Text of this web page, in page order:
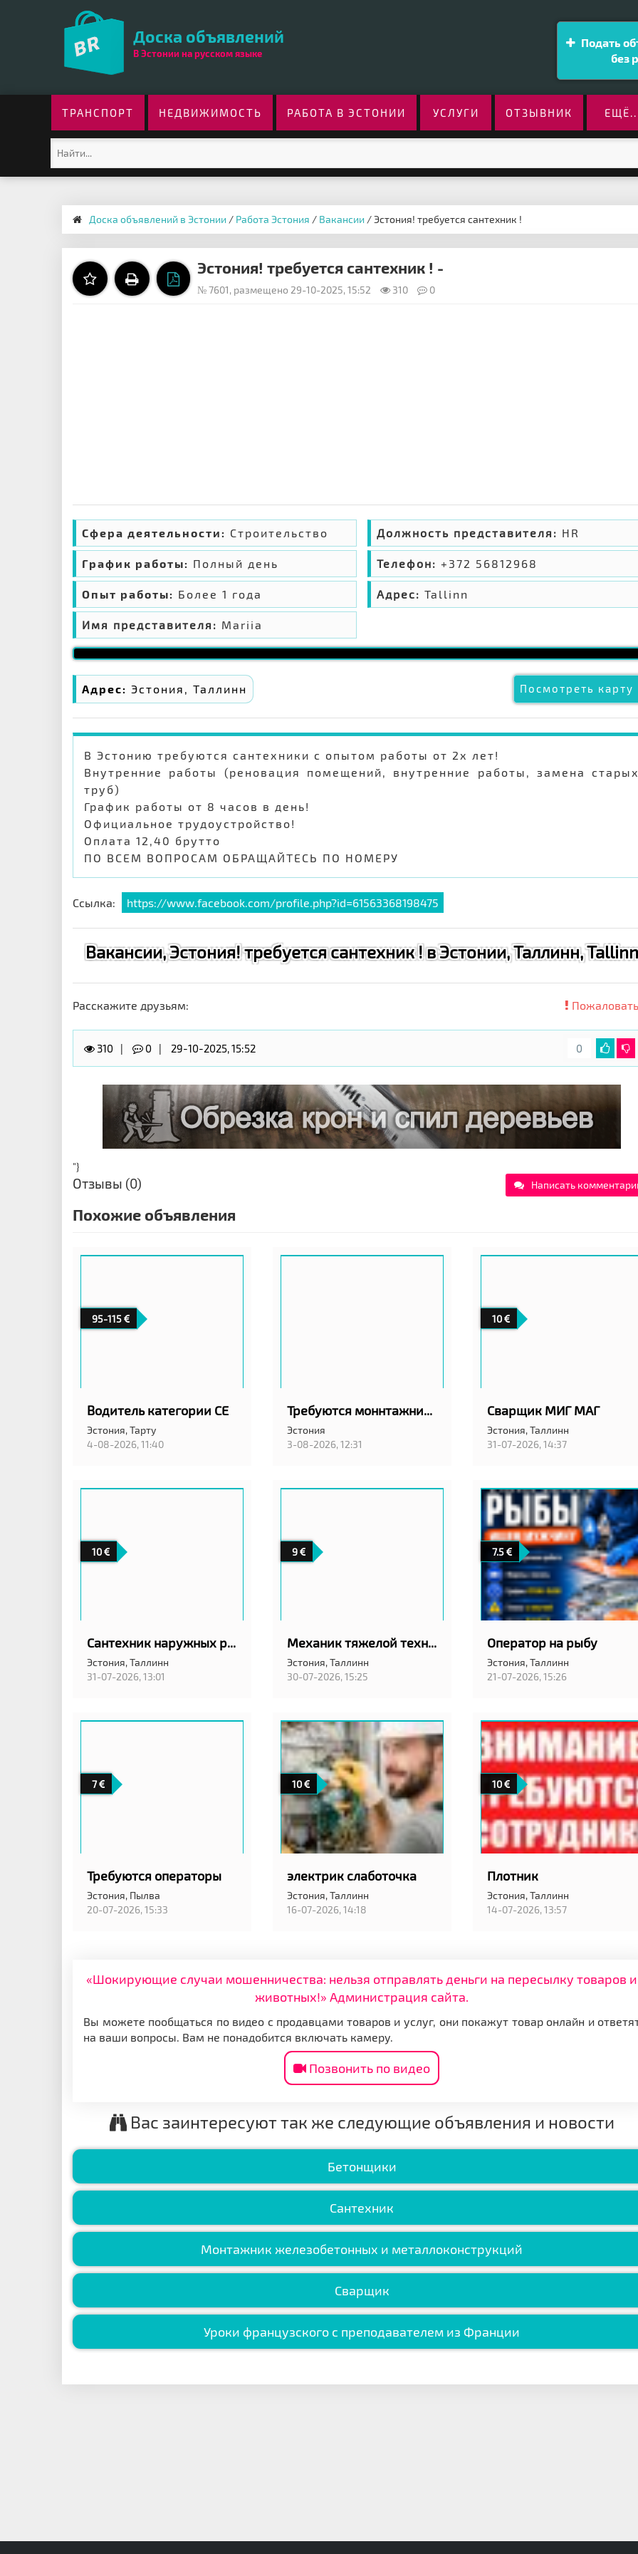
Доска объявлений
В Эстонии на русском языке
Подать
без
ТРАНСПОРТ НЕДВИЖИМОСТЬ РАБОТА В ЭСТОНИИ УСЛУГИ ОТЗЫВНИК
Доска объявлений в Эстонии / Работа Эстония / Вакансии / Эстония! требуется сантехник !
Эстония! требуется сантехник ! -
№ 7601, размещено 29-10-2025, 15:52 310 0
Сфера деятельности: Строительство
График работы: Полный день
Опыт работы: Более 1 года
Имя представителя: Mariia
Должность представителя: HR
Телефон: +372 56812968
Адрес: Tallinn
Адрес: Эстония, Таллинн Посмотреть карту
В Эстонию требуются сантехники с опытом работы от 2х лет!
Внутренние работы (реновация помещений, внутренние работы, замена
труб)
График работы от 8 часов в день!
Официальное трудоустройство!
Оплата 12,40 брутто
ПО ВСЕМ ВОПРОСАМ ОБРАЩАЙТЕСЬ ПО НОМЕРУ
Ссылка: https://www.facebook.com/profile.php?id=61563368198475
Вакансии, Эстония! требуется сантехник ! в Эстонии, Таллинн, Tallinn
Расскажите друзьям:
310 0 29-10-2025, 15:52 0
"}
Отзывы (0) Написать
Похожие объявления
95-115
Водитель категории CE
Эстония,Тарту
4-08-2026, 11:40
Требуются моннтажники вентиляции в город Вильянди! С проживанием!
Эстония
3-08-2026, 12:31
10
Сварщик МИГ МАГ
Эстония,Таллинн
31-07-2026, 14:37
10
Сантехник наружных работ
Эстония,Таллинн
31-07-2026, 13:01
9
Механик тяжелой техники
Эстония,Таллинн
30-07-2026, 15:25
7.5
Оператор на рыбу
Эстония,Таллинн
21-07-2026, 15:26
7
Требуются операторы
Эстония, Пылва
20-07-2026, 15:33
10
электрик слаботочка
Эстония,Таллинн
16-07-2026, 14:18
10
Плотник
Эстония,Таллинн
14-07-2026, 13:57
«Шокирующие случаи мошенничества: нельзя отправлять деньги на пересылку товаров и
животных!» Администрация сайта.
Вы можете пообщаться по видео с продавцами товаров и услуг, они покажут товар онлайн и
на ваши вопросы. Вам не понадобится включать камеру.
Позвонить по видео
Вас заинтересуют так же следующие объявления и новости
Бетонщики
Сантехник
Монтажник железобетонных и металлоконструкций
Сварщик
Уроки французского с преподавателем из Франции